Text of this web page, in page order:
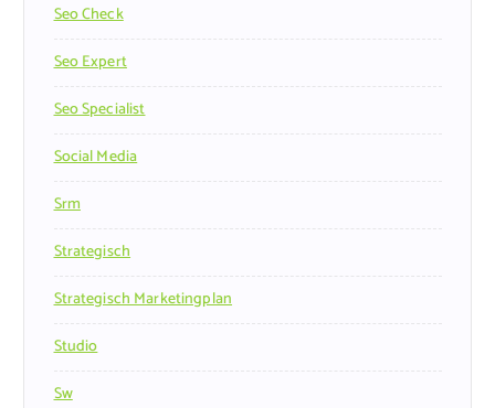
Seo Check
Seo Expert
Seo Specialist
Social Media
Srm
Strategisch
Strategisch Marketingplan
Studio
Sw